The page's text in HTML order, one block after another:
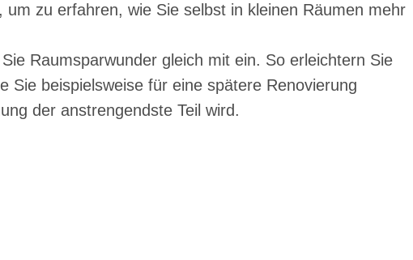
zu erfahren, wie Sie selbst in kleinen Räumen mehr
Raumsparwunder gleich mit ein. So erleichtern Sie
Sie beispielsweise für eine spätere Renovierung
der anstrengendste Teil wird.